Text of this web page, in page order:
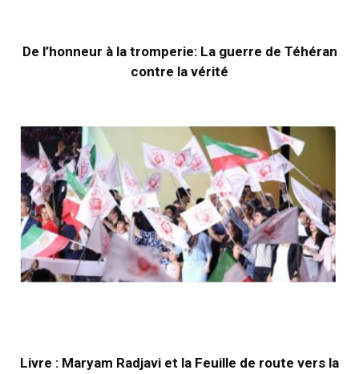
De l’honneur à la tromperie: La guerre de Téhéran
contre la vérité
Livre : Maryam Radjavi et la Feuille de route vers la